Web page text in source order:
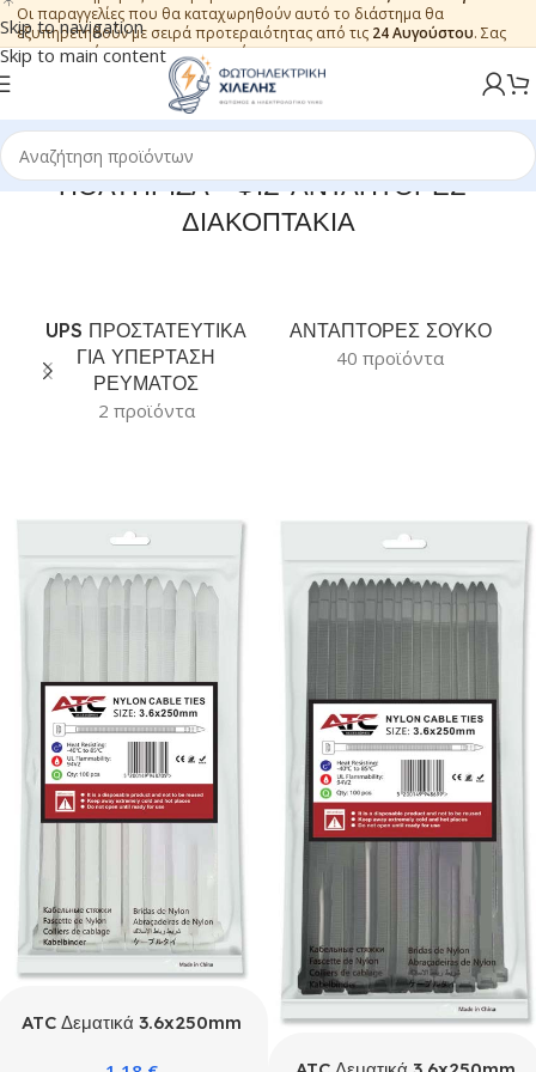
Skip to navigation
Skip to main content
Οι παραγγελίες που θα καταχωρηθούν αυτό το διάστημα θα
εξυπηρετηθούν με σειρά προτεραιότητας από τις 24 Αυγούστου. Σας
ευχαριστούμε για την εμπιστοσύνη.
ΠΟΛΥΠΡΙΖΑ - ΦΙΣ-ΑΝΤΑΠΤΟΡΕΣ-
ΔΙΑΚΟΠΤΑΚΙΑ
UPS ΠΡΟΣΤΑΤΕΥΤΙΚΑ
ΓΙΑ ΥΠΕΡΤΑΣΗ
ΡΕΥΜΑΤΟΣ
2 προϊόντα
ΑΝΤΑΠΤΟΡΕΣ ΣΟΥΚΟ
40 προϊόντα
ATC Δεματικά 3.6x250mm